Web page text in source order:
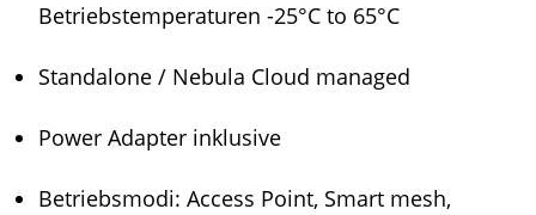
Betriebstemperaturen -25°C to 65°C
Standalone / Nebula Cloud managed
Power Adapter inklusive
Betriebsmodi: Access Point, Smart mesh,